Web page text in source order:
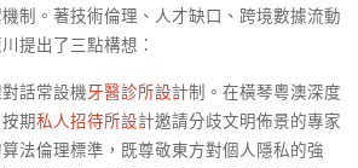
制。著技術倫理、人才缺口、跨境數據流動
提出了三點構想：
話常設機牙醫診所設計制。在橫琴粵澳深度
期私人招待所設計邀請分歧文明佈景的專家
法倫理標準，既尊敬東方對個人隱私的強